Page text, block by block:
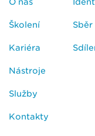
Školení
Kariéra
Nástroje
Služby
Kontakty